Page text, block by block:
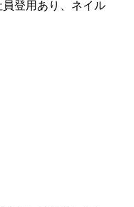
登用あり、ネイル